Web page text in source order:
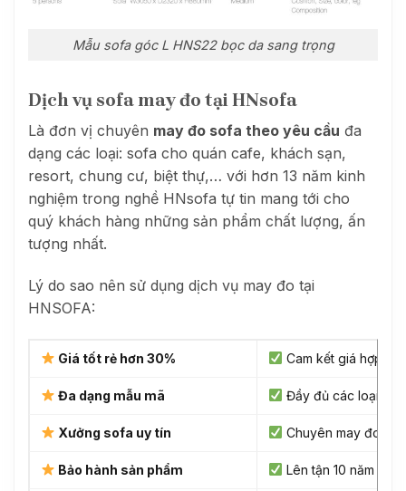
Mẫu sofa góc L HNS22 bọc da sang trọng
Dịch vụ sofa may đo tại HNsofa
Là đơn vị chuyên may đo sofa theo yêu cầu đa
dạng các loại: sofa cho quán cafe, khách sạn,
resort, chung cư, biệt thự,… với hơn 13 năm kinh
nghiệm trong nghề HNsofa tự tin mang tới cho
quý khách hàng những sản phẩm chất lượng, ấn
tượng nhất.
Lý do sao nên sử dụng dịch vụ may đo tại
HNSOFA:
Giá tốt rẻ hơn 30% Cam kết giá hợp lý
Đa dạng mẫu mã Đầy đủ các loại
Xưởng sofa uy tín Chuyên may đo
Bảo hành sản phẩm Lên tận 10 năm